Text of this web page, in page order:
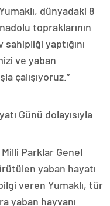
dünyadaki 8
topraklarının
yaptığını
ve yaban
çalışıyoruz.”
Günü dolayısıyla
Parklar Genel
yaban hayatı
veren Yumaklı, tür
yaban hayvanı